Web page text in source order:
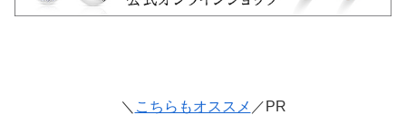
＼ こちらもオススメ ／PR